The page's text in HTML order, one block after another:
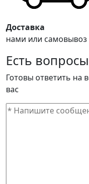
Доставка
нами или самовывоз
Есть
Готовы ответить на
вас